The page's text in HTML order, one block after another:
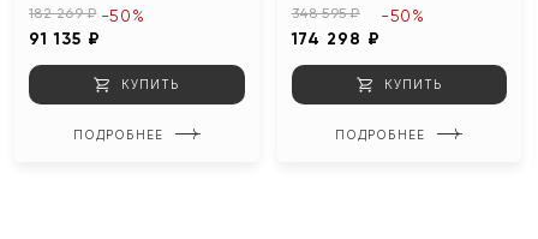
182 269 ₽
91 135 ₽
-50%
КУПИТЬ
ПОДРОБНЕЕ
348 595 ₽
174 298 ₽
-50%
КУПИТЬ
ПОДРОБНЕЕ